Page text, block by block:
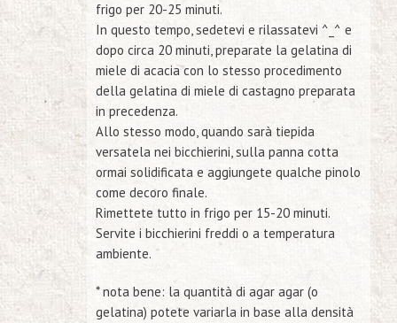
frigo per 20-25 minuti.
In questo tempo, sedetevi e rilassatevi ^_^ e
dopo circa 20 minuti, preparate la gelatina di
miele di acacia con lo stesso procedimento
della gelatina di miele di castagno preparata
in precedenza.
Allo stesso modo, quando sarà tiepida
versatela nei bicchierini, sulla panna cotta
ormai solidificata e aggiungete qualche pinolo
come decoro finale.
Rimettete tutto in frigo per 15-20 minuti.
Servite i bicchierini freddi o a temperatura
ambiente.
* nota bene: la quantità di agar agar (o
gelatina) potete variarla in base alla densità